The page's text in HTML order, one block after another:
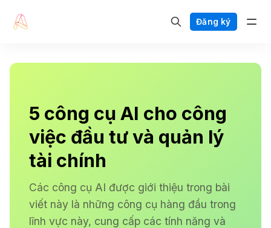
Đăng ký
5 công cụ AI cho công
việc đầu tư và quản lý
tài chính
Các công cụ AI được giới thiệu trong bài
viết này là những công cụ hàng đầu trong
lĩnh vực này, cung cấp các tính năng và